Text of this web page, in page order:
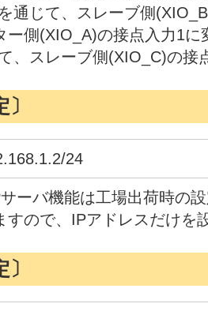
通じて、スレーブ側
ー側(XIO_A)の接点入力1
、スレーブ側(XIO_C)の接
24
ーバ機能は工場出荷時の
すので、IPアドレスだけを